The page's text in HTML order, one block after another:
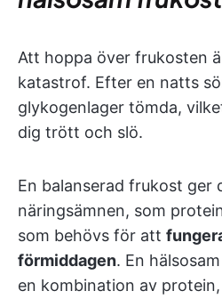
Att hoppa över frukosten
katastrof. Efter en natts
glykogenlager tömda,
dig trött och slö.
En balanserad frukost ger
näringsämnen, som
som behövs för att
förmiddagen. En
en kombination av